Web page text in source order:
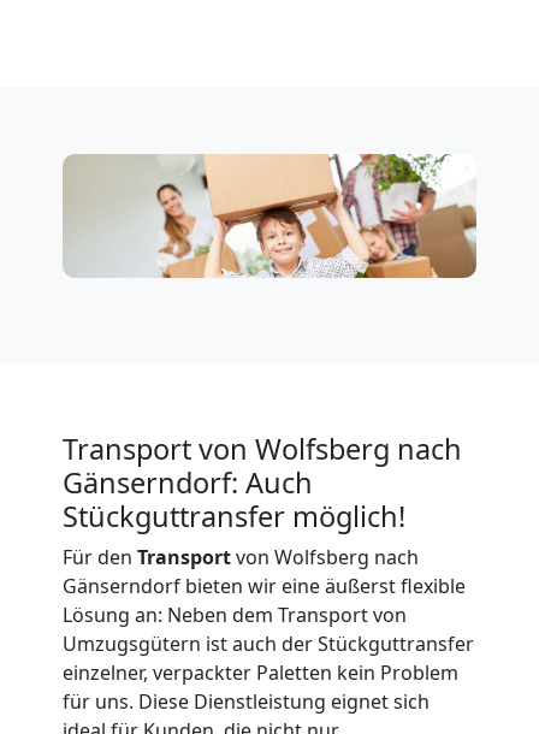
Transport von Wolfsberg nach
Gänserndorf: Auch
Stückguttransfer möglich!
Für den Transportvon Wolfsberg nach
Gänserndorf bieten wir eine äußerst flexible
Lösung an: Neben dem Transport von
Umzugsgütern ist auch der Stückguttransfer
einzelner, verpackter Paletten kein Problem
für uns. Diese Dienstleistung eignet sich
Wolfsberg
Expressumzug
Wolfsberg
Kleiner
Umzug
Wolfsberg